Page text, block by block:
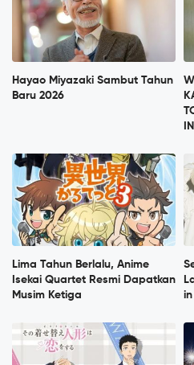
Hayao Miyazaki Sambut Tahun
Baru 2026
Lima Tahun Berlalu, Anime
Isekai Quartet Resmi Dapatkan
Musim Ketiga